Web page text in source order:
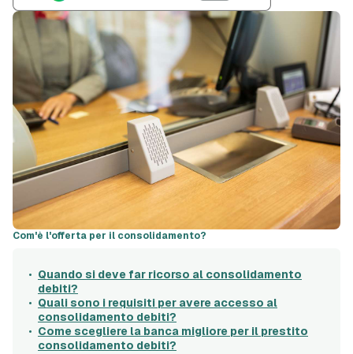
Com'è l'offerta per il consolidamento?
Quando si deve far ricorso al consolidamento
debiti?
Quali sono i requisiti per avere accesso al
consolidamento debiti?
Come scegliere la banca migliore per il prestito
consolidamento debiti?